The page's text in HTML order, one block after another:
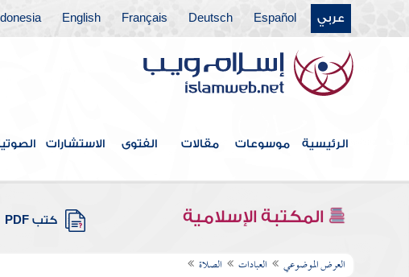
عربي Español
Deutsch
Français
English
الرئيسية موسوعات مقالات الفتوى الاستشارات
المكتبة الإسلامية كتب PDF
العرض الموضوعي العبادات الصلاة